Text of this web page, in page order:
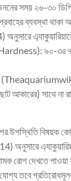
সময় ২৬-৩০
ব্যবস্থা
৯০-৩৫৭
আকারের) সাথে না
উপস্থিতি বিষয়ক
দেখতে পাওয়া
যোগ্য তবে